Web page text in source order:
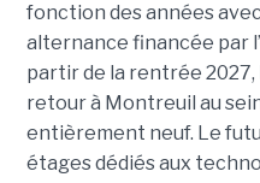
fonction des années
alternance financée par
partir de la rentrée
retour à Montreuil au
entièrement neuf. Le
étages dédiés aux